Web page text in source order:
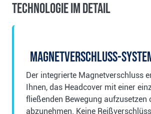
Technologie im Detail
Magnetverschluss-
Der integrierte Magnetverschluss
Ihnen, das Headcover mit einer
fließenden Bewegung aufzusetzen
abzunehmen. Keine